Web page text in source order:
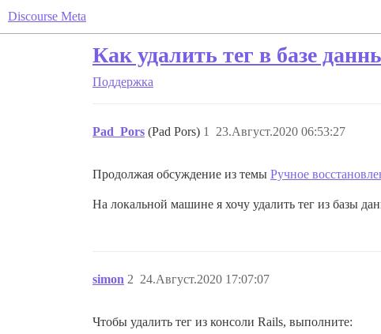
Discourse Meta
Как удалить тег в базе
Поддержка
Pad_Pors (Pad Pors) 23.Август.2020 06:53:27
1
Продолжая обсуждение из темы Ручное
На локальной машине я хочу удалить тег из базы
simon 24.Август.2020 17:07:07
2
Чтобы удалить тег из консоли Rails, выполните: